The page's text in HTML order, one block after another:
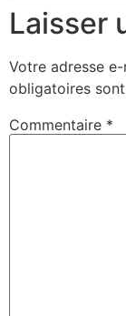
Laisser
Votre adresse
obligatoires
Commentaire *